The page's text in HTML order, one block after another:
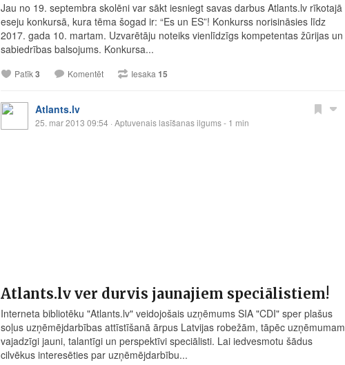
Jau no 19. septembra skolēni var sākt iesniegt savas darbus Atlants.lv rīkotajā
eseju konkursā, kura tēma šogad ir: “Es un ES”! Konkurss norisināsies līdz
2017. gada 10. martam. Uzvarētāju noteiks vienlīdzīgs kompetentas žūrijas un
sabiedrības balsojums. Konkursa...
Patīk3 Komentēt Iesaka 15
Atlants.lv
25. mar 2013 09:54 · Aptuvenais lasīšanas ilgums - 1 min
Atlants.lv ver durvis jaunajiem speciālistiem!
Interneta bibliotēku "Atlants.lv" veidojošais uzņēmums SIA "CDI" sper plašus
soļus uzņēmējdarbības attīstīšanā ārpus Latvijas robežām, tāpēc uzņēmumam
vajadzīgi jauni, talantīgi un perspektīvi speciālisti. Lai iedvesmotu šādus
cilvēkus interesēties par uzņēmējdarbību...